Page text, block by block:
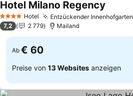
4 Sterne Hotel Entzückender Innenhofgarten
Hotel Milano Regency
7,2 2 779 Mailand
Ab € 60
Preise von 13 Websites anzeigen